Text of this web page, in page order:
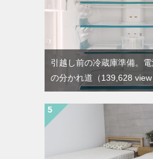
引越し前の冷蔵庫準備。
の分かれ道 （139,628 view